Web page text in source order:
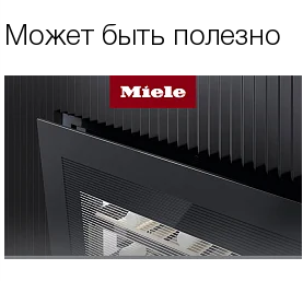
Может быть полезно